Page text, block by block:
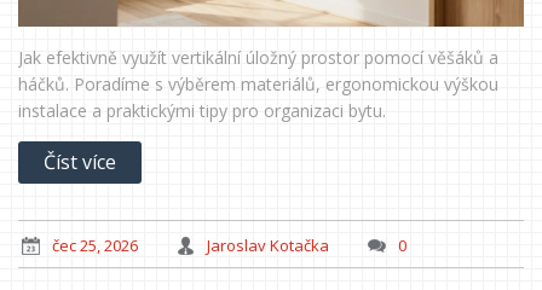
Jak efektivně využít vertikální úložný prostor pomocí věšáků a
háčků. Poradíme s výběrem materiálů, ergonomickou výškou
instalace a praktickými tipy pro organizaci bytu.
Číst více
čec 25, 2026 Jaroslav Kotačka 0